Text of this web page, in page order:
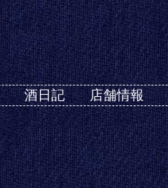
酒日記 店舗情報